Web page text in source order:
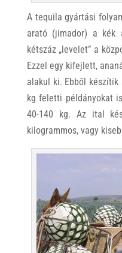
A tequila gyártási
arató (jimador) a kék
kétszáz „levelet” a
Ezzel egy kifejlett,
alakul ki. Ebből
kg feletti példányokat
40-140 kg. Az ital
kilogrammos, vagy